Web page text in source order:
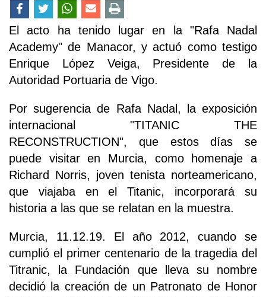
El acto ha tenido lugar en la "Rafa Nadal
Academy" de Manacor, y actuó como testigo
Enrique López Veiga, Presidente de la
Autoridad Portuaria de Vigo.
Por sugerencia de Rafa Nadal, la exposición
internacional "TITANIC THE
RECONSTRUCTION", que estos días se
puede visitar en Murcia, como homenaje a
Richard Norris, joven tenista norteamericano,
que viajaba en el Titanic, incorporará su
historia a las que se relatan en la muestra.
Murcia, 11.12.19. El año 2012, cuando se
cumplió el primer centenario de la tragedia del
Titranic, la Fundación que lleva su nombre
decidió la creación de un Patronato de Honor